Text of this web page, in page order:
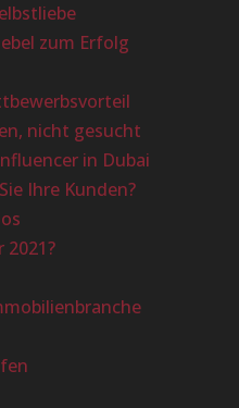
zum Erfolg
nicht gesucht
in Dubai
Ihre Kunden?